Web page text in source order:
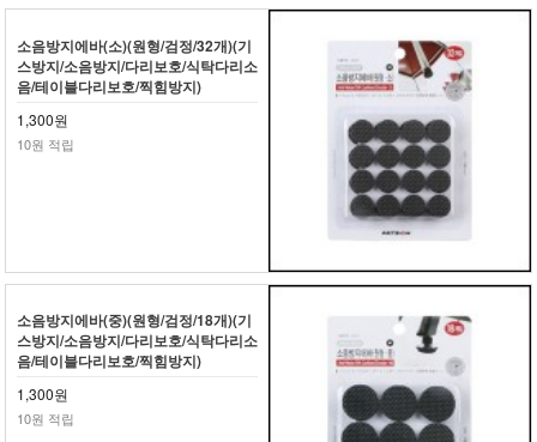
소음방지에바(소)(원형/검정/32개)(기
스방지/소음방지/다리보호/식탁다리소
음/테이블다리보호/찍힘방지)
1,300원
10원 적립
소음방지에바(중)(원형/검정/18개)(기
스방지/소음방지/다리보호/식탁다리소
음/테이블다리보호/찍힘방지)
1,300원
10원 적립